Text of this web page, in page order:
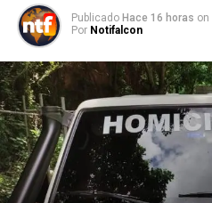
Publicado Hace 16 horas on
Por Notifalcon